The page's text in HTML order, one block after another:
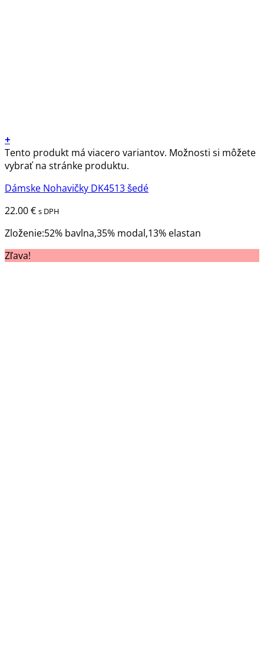
+
Tento produkt má viacero variantov. Možnosti si môžete
vybrať na stránke produktu.
Dámske Nohavičky DK4513 šedé
22.00€ s DPH
Zloženie:52% bavlna,35% modal,13% elastan
Zľava!